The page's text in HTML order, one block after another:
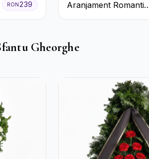
RON239
Aranjament Romantic
în Cutie Roșie cu
Crizanteme
Gheorghe